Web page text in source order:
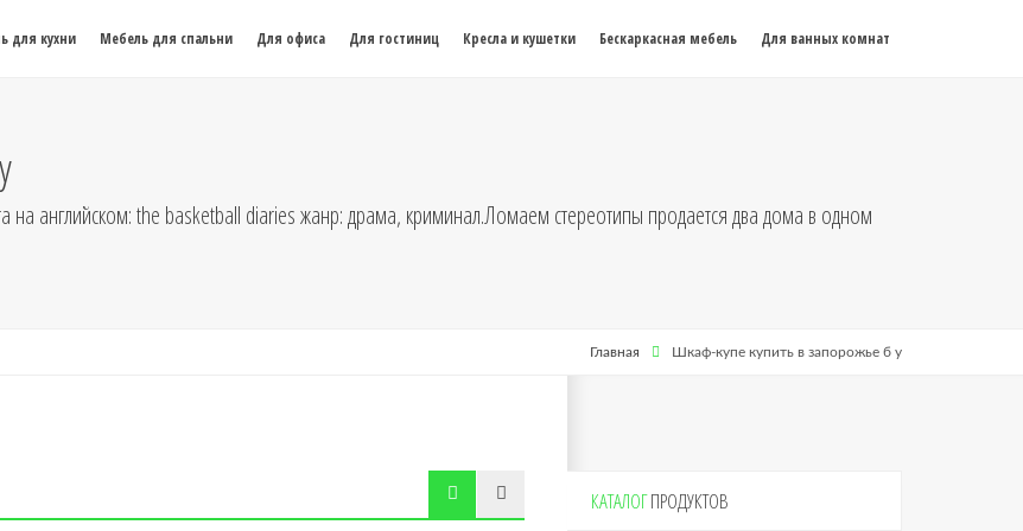
для кухни Мебель для спальни Для офиса Для гостиниц Кресла и кушетки Бескаркасная мебель Для ванных комнат
на английском: the basketball diaries жанр: драма, криминал.Ломаем стереотипы продается два дома в одном
Главная Шкаф-купе купить в запорожье б у
КАТАЛОГПРОДУКТОВ